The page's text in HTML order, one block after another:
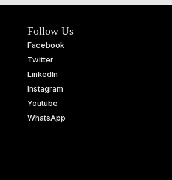
Follow Us
Facebook
Twitter
LinkedIn
Instagram
Youtube
WhatsApp